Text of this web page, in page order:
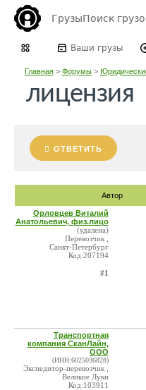
ГрузыПоиск
Ваши грузы
Главная> Форумы>
лицензия
ОТВЕТИТЬ
Автор
Орловцев Виталий
Анатольевич, физ.лицо
(удалена)
Перевозчик ,
Санкт-Петербург
Код:207194
#1
Транспортная
компания СканЛайн,
ООО
(ИНН:6025036828)
Экспедитор-перевозчик ,
Великие Луки
Код:103911